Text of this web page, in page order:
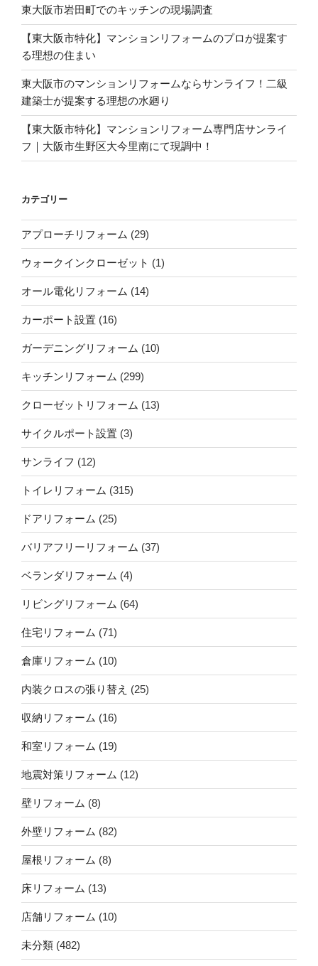
東大阪市岩田町でのキッチンの現場調査
【東大阪市特化】マンションリフォームのプロが提案す
る理想の住まい
東大阪市のマンションリフォームならサンライフ！二級
建築士が提案する理想の水廻り
【東大阪市特化】マンションリフォーム専門店サンライ
フ｜大阪市生野区大今里南にて現調中！
カテゴリー
アプローチリフォーム (29)
ウォークインクローゼット (1)
オール電化リフォーム (14)
カーポート設置 (16)
ガーデニングリフォーム (10)
キッチンリフォーム (299)
クローゼットリフォーム (13)
サイクルポート設置 (3)
サンライフ (12)
トイレリフォーム (315)
ドアリフォーム (25)
バリアフリーリフォーム (37)
ベランダリフォーム (4)
リビングリフォーム (64)
住宅リフォーム (71)
倉庫リフォーム (10)
内装クロスの張り替え (25)
収納リフォーム (16)
和室リフォーム (19)
地震対策リフォーム (12)
壁リフォーム (8)
外壁リフォーム (82)
屋根リフォーム (8)
床リフォーム (13)
店舗リフォーム (10)
未分類 (482)